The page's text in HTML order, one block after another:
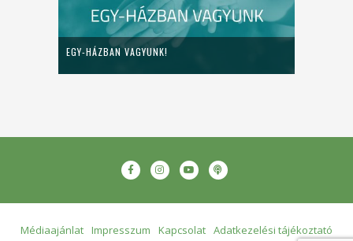
EGY-HÁZBAN VAGYUNK!
Médiaajánlat Impresszum Kapcsolat Adatkezelési tájékoztató